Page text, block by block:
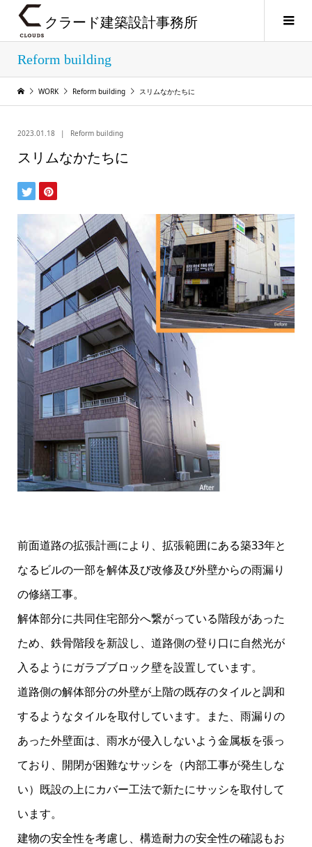
クラード建築設計事務所
Reform building
WORK Reform building スリムなかたちに
2023.01.18 Reform building
スリムなかたちに
前面道路の拡張計画により、拡張範囲にある築33年と
なるビルの一部を解体及び改修及び外壁からの雨漏り
の修繕工事。
解体部分に共同住宅部分へ繋がっている階段があった
ため、鉄骨階段を新設し、道路側の登り口に自然光が
入るようにガラブブロック壁を設置しています。
道路側の解体部分の外壁が上階の既存のタイルと調和
するようなタイルを取付しています。また、雨漏りの
あった外壁面は、雨水が侵入しないよう金属板を張っ
ており、開閉が困難なサッシを（内部工事が発生しな
い）既設の上にカバー工法で新たにサッシを取付して
います。
建物の安全性を考慮し、構造耐力の安全性の確認もお